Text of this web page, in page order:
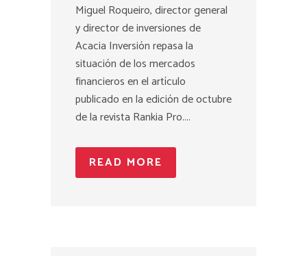
Miguel Roqueiro, director general
y director de inversiones de
Acacia Inversión repasa la
situación de los mercados
financieros en el artículo
publicado en la edición de octubre
de la revista Rankia Pro....
READ MORE